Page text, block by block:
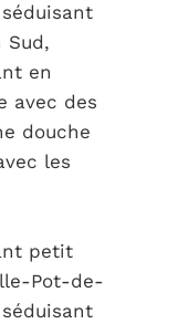
Sud,
en
avec des
douche
les
petit
Pot-de-